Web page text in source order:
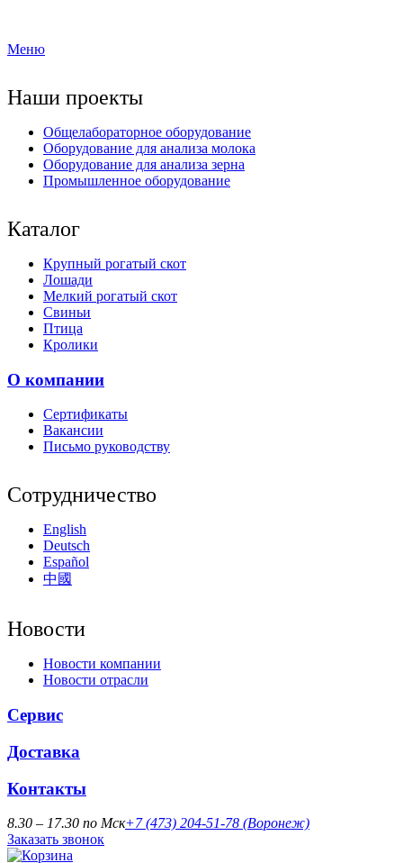
Меню
Наши проекты
Общелабораторное оборудование
Оборудование для анализа молока
Оборудование для анализа зерна
Промышленное оборудование
Каталог
Крупный рогатый скот
Лошади
Мелкий рогатый скот
Свиньи
Птица
Кролики
О компании
Сертификаты
Вакансии
Письмо руководству
Сотрудничество
English
Deutsch
Español
中國
Новости
Новости компании
Новости отрасли
Сервис
Доставка
Контакты
8.30 – 17.30 по Мск+7 (473) 204-51-78 (Воронеж)
Заказать звонок